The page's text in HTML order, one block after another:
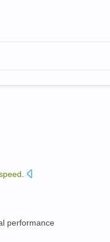
performance